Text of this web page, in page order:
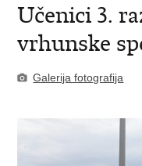
Učenici 3.
vrhunske
Galerija fotografija